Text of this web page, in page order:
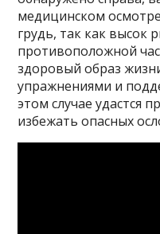
медицинском
грудь, так как высок
противоположной
здоровый образ
упражнениями и
этом случае удастся
избежать опасных